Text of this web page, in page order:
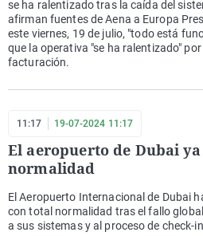
se ha ralentizado tras la caída del
afirman fuentes de Aena a Europa
este viernes, 19 de julio, "todo está
que la operativa "se ha ralentizado"
facturación.
11:17 19-07-2024 11:17
El aeropuerto de Dubai
normalidad
El Aeropuerto Internacional de Dubai
con total normalidad tras el fallo
a sus sistemas y al proceso de check-